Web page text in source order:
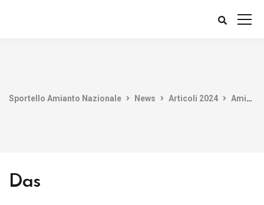
Sportello Amianto Nazionale News Articoli 2024 Amianto: I Prodotti Più strani
Das